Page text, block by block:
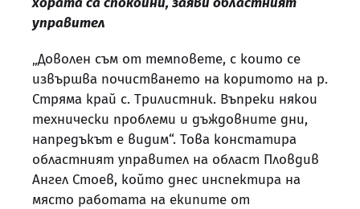
управител
„Доволен съм от темповете, с които се
извършва почистването на коритото на р.
Стряма край с. Трилистник. Въпреки някои
технически проблеми и дъждовните дни,
напредъкът е видим“. Това констатира
областният управител на област Пловдив
Ангел Стоев, който днес инспектира на
място работата на екипите от